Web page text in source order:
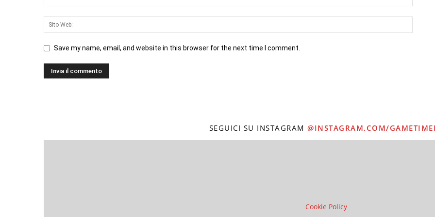
Save my name, email, and website in this browser for the next time I comment.
SEGUICI SU INSTAGRAM @INSTAGRAM.COM/
Cookie Policy